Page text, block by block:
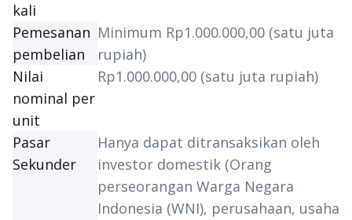
kali
Pemesanan
pembelian
Minimum Rp1.000.000,00 (satu juta
rupiah)
Nilai
nominal per
unit
Rp1.000.000,00 (satu juta rupiah)
Pasar
Sekunder
Hanya dapat ditransaksikan oleh
investor domestik (Orang
perseorangan Warga Negara
Indonesia (WNI), perusahaan, usaha